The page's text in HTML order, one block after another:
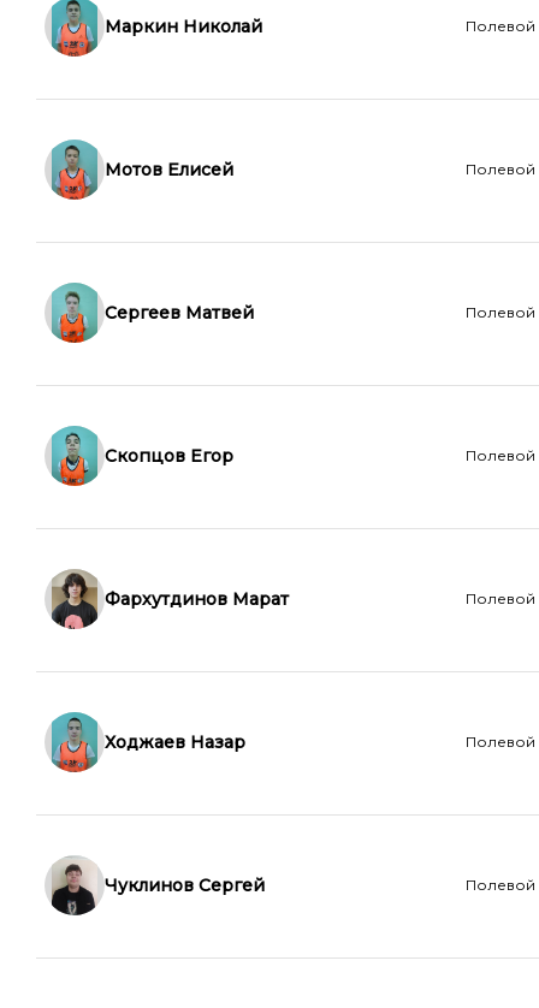
Маркин Николай Полевой
Мотов Елисей Полевой
Сергеев Матвей Полевой
Скопцов Егор Полевой
Фархутдинов Марат Полевой
Ходжаев Назар Полевой
Чуклинов Сергей Полевой